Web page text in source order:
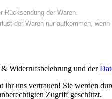
Rücksendung der Waren.
der Waren nur aufkommen,
Widerrufsbelehrung und der
uns vertrauen! Sie werden
Zugriff geschützt.